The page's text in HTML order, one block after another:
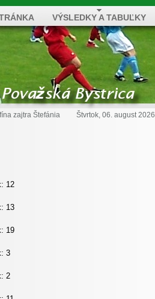
VÝSLEDKY A TABUĽKY
zajtra Štefánia Štvrtok, 06. august 2026
12
13
19
3
2